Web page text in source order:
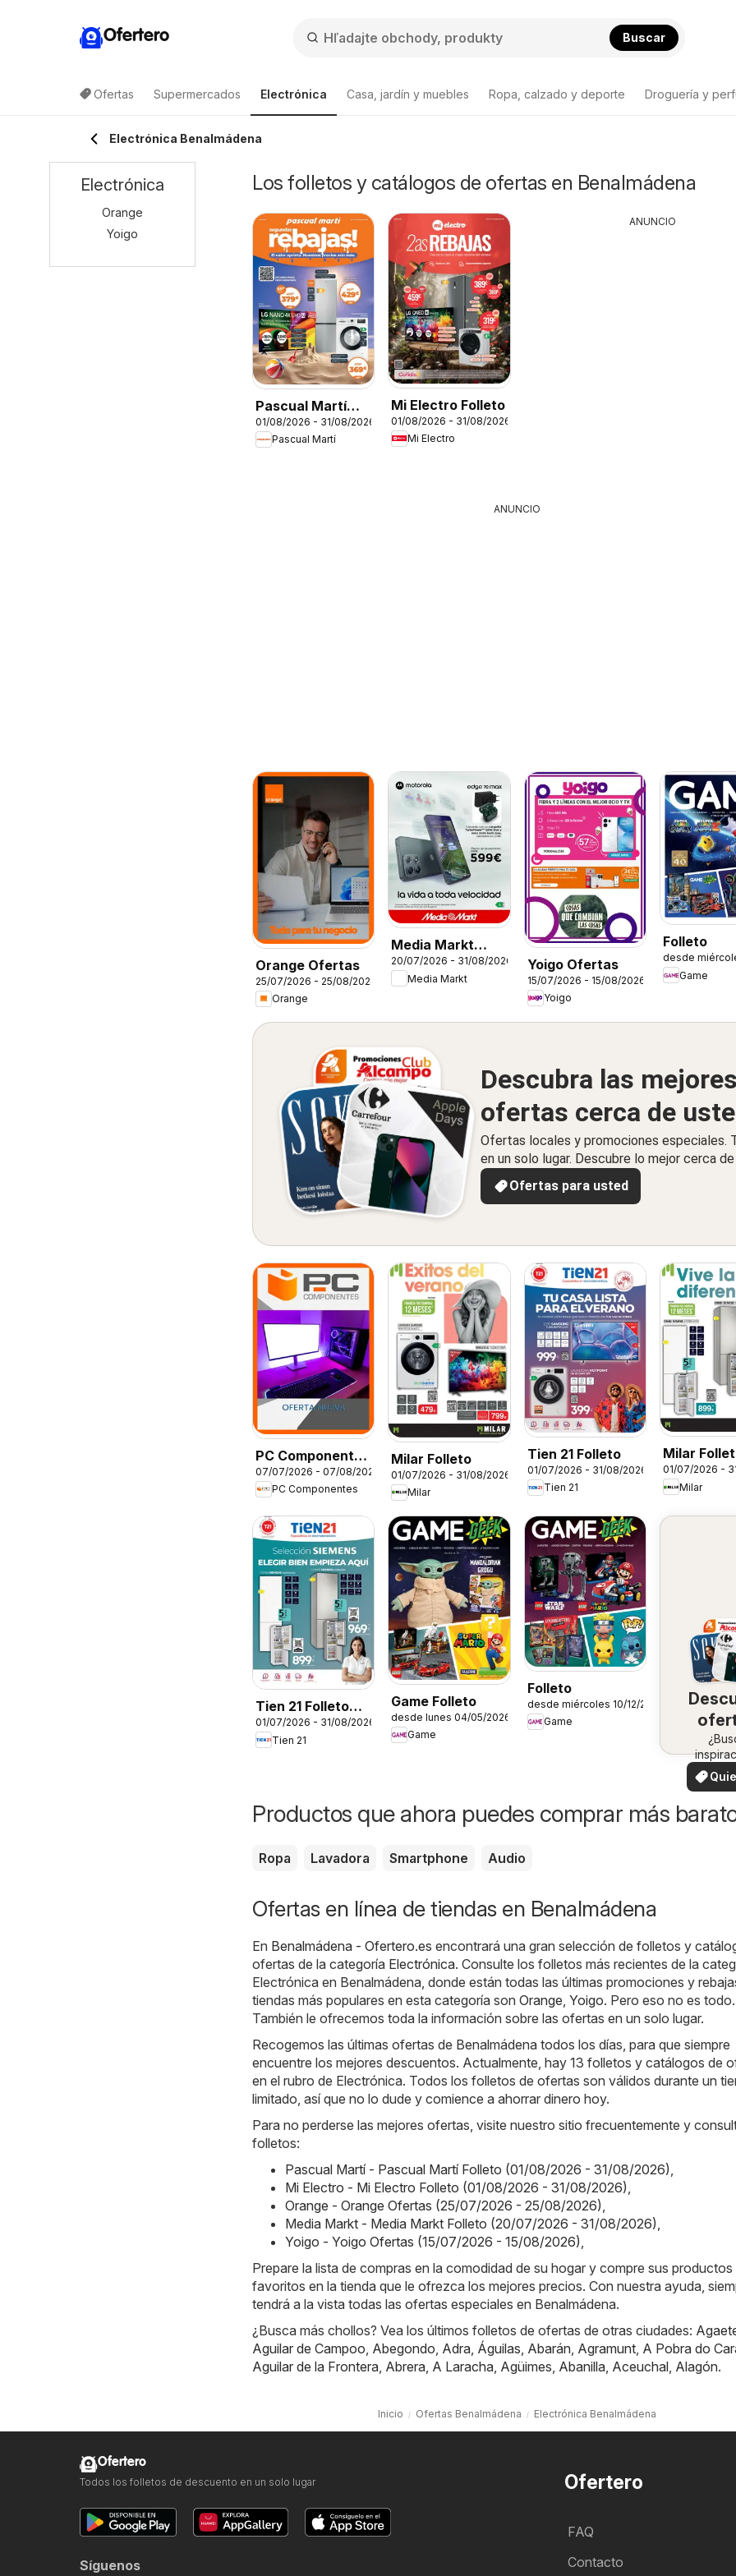
Ofertero Buscar
Ofertas Supermercados Electrónica Casa, jardín y muebles Ropa, calzado y deporte Droguería y
Electrónica Benalmádena
Los folletos y catálogos de ofertas en Benalmádena
Pascual Martí
Folleto
01/08/2026 - 31/08/2026
Pascual Martí
Mi Electro Folleto
01/08/2026 - 31/08/2026
Mi Electro
ANUNCIO
ANUNCIO
Orange Ofertas
25/07/2026 - 25/08/2026
Orange
Media Markt
Folleto
20/07/2026 - 31/08/2026
Media Markt
Yoigo Ofertas
15/07/2026 - 15/08/2026
Yoigo
Folleto
desde
Game
Descubra las mejores
ofertas cerca de
Ofertas locales y promociones especiales.
en un solo lugar. Descubre lo mejor cerca
Ofertas para usted
PC Componentes
Folleto
07/07/2026 - 07/08/2026
PC Componentes
Milar Folleto
01/07/2026 - 31/08/2026
Milar
Tien 21 Folleto
01/07/2026 - 31/08/2026
Tien 21
Milar
Siemens
01/07/2026 -
Milar
Tien 21 Folleto
Siemens
01/07/2026 - 31/08/2026
Tien 21
Game Folleto
desde lunes 04/05/2026
Game
Folleto
desde miércoles 10/12/2025
Game
en
¡Vea
ofertas
ver
Productos que ahora puedes comprar más
Ropa Lavadora Smartphone Audio
Ofertas en línea de tiendas en Benalmádena
En Benalmádena - Ofertero.es encontrará una gran selección de folletos y
ofertas de la categoría Electrónica. Consulte los folletos más recientes de la
Electrónica en Benalmádena, donde están todas las últimas promociones y
tiendas más populares en esta categoría son Orange, Yoigo. Pero eso no es todo.
También le ofrecemos toda la información sobre las ofertas en un solo lugar.
Recogemos las últimas ofertas de Benalmádena todos los días, para que siempre
encuentre los mejores descuentos. Actualmente, hay 13 folletos y catálogos de
en el rubro de Electrónica. Todos los folletos de ofertas son válidos durante un
limitado, así que no lo dude y comience a ahorrar dinero hoy.
Para no perderse las mejores ofertas, visite nuestro sitio frecuentemente y
folletos:
Pascual Martí - Pascual Martí Folleto (01/08/2026 - 31/08/2026),
Mi Electro - Mi Electro Folleto (01/08/2026 - 31/08/2026),
Orange - Orange Ofertas (25/07/2026 - 25/08/2026),
Media Markt - Media Markt Folleto (20/07/2026 - 31/08/2026),
Yoigo - Yoigo Ofertas (15/07/2026 - 15/08/2026),
Prepare la lista de compras en la comodidad de su hogar y compre sus productos
favoritos en la tienda que le ofrezca los mejores precios. Con nuestra ayuda,
tendrá a la vista todas las ofertas especiales en Benalmádena.
¿Busca más chollos? Vea los últimos folletos de ofertas de otras ciudades:
Aguilar de Campoo, Abegondo, Adra, Águilas, Abarán, Agramunt, A Pobra do
Aguilar de la Frontera, Abrera, A Laracha, Agüimes, Abanilla, Aceuchal, Alagón.
Inicio Ofertas Benalmádena Electrónica Benalmádena
Electrónica
Orange
Yoigo
Ofertero
FAQ
Contacto
Ofertero
Todos los folletos de descuento en un solo lugar
Síguenos